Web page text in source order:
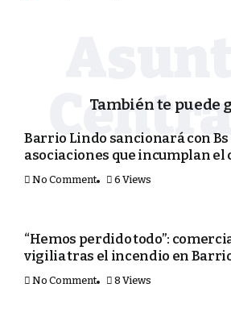
También te puede
Barrio Lindo sancionará con Bs
asociaciones que incumplan el
No Comment 6 Views
“Hemos perdido todo”:
vigilia tras el incendio en
No Comment 8 Views